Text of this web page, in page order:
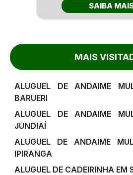
SAIBA
MAIS
ALUGUEL DE ANDAIME
BARUERI
ALUGUEL DE ANDAIME
JUNDIAÍ
ALUGUEL DE ANDAIME
IPIRANGA
ALUGUEL DE CADEIRINHA EM